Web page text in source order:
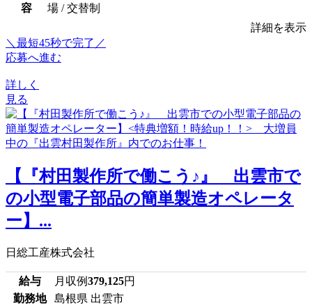
容
場 / 交替制
詳細を表示
＼最短45秒で完了／
応募へ進む
詳しく
見る
【『村田製作所で働こう♪』 出雲市で
の小型電子部品の簡単製造オペレータ
ー】...
日総工産株式会社
給与 月収例379,125円
勤務地
島根県 出雲市